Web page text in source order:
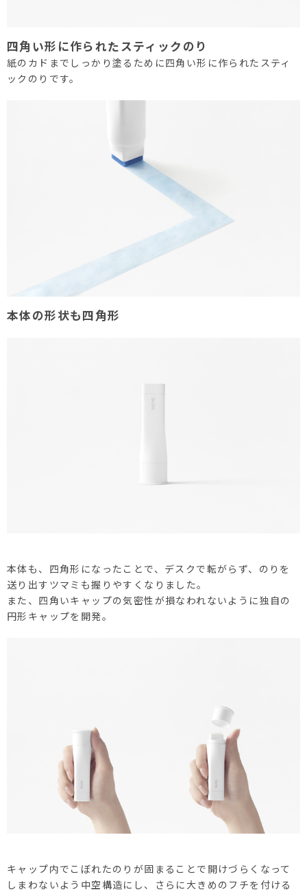
四角い形に作られたスティックのり
紙のカドまでしっかり塗るために四角い形に作られたスティ
ックのりです。
本体の形状も四角形
本体も、四角形になったことで、デスクで転がらず、のりを
送り出すツマミも握りやすくなりました。
また、四角いキャップの気密性が損なわれないように独自の
円形キャップを開発。
キャップ内でこぼれたのりが固まることで開けづらくなって
しまわないよう中空構造にし、さらに大きめのフチを付ける